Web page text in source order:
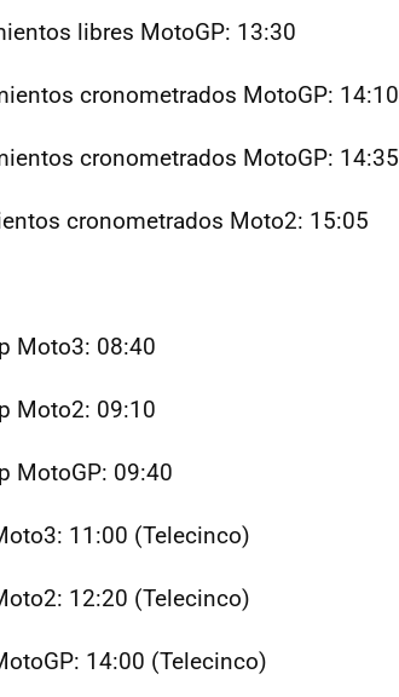
libres MotoGP: 13:30
cronometrados MotoGP: 14:10
cronometrados MotoGP: 14:35
cronometrados Moto2: 15:05
Moto3: 08:40
Moto2: 09:10
MotoGP: 09:40
11:00 (Telecinco)
12:20 (Telecinco)
14:00 (Telecinco)